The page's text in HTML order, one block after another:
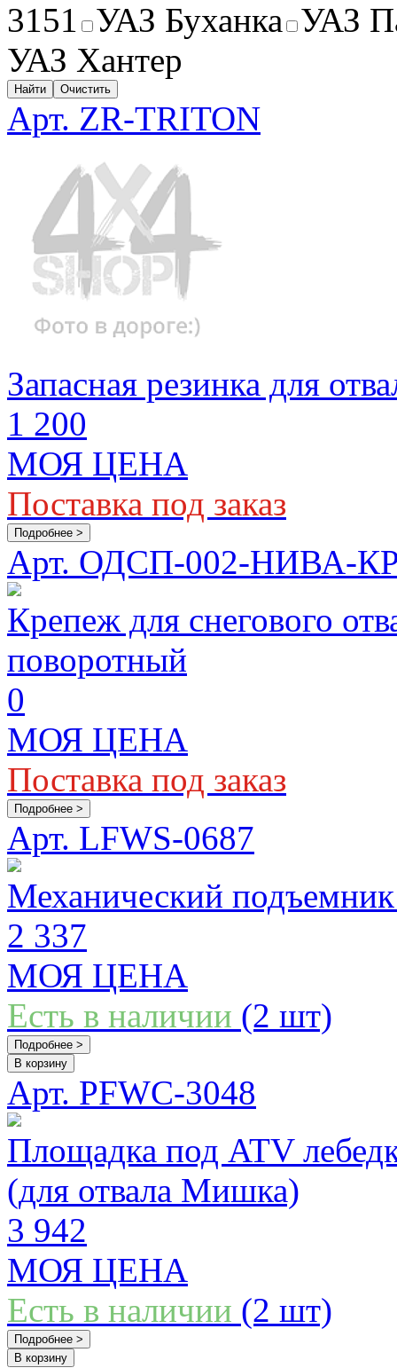
3151 УАЗ Буханка УАЗ
УАЗ Хантер
Найти Очистить
Арт. ZR-TRITON
Запасная резинка для
1 200
МОЯ ЦЕНА
Поставка под заказ
Подробнее >
Арт. ОДСП-002-НИВА-
Крепеж для снегового
поворотный
0
МОЯ ЦЕНА
Поставка под заказ
Подробнее >
Арт. LFWS-0687
Механический
2 337
МОЯ ЦЕНА
Есть в наличии (2 шт)
Подробнее >
В корзину
Арт. PFWC-3048
Площадка под ATV
(для отвала Мишка)
3 942
МОЯ ЦЕНА
Есть в наличии (2 шт)
Подробнее >
В корзину